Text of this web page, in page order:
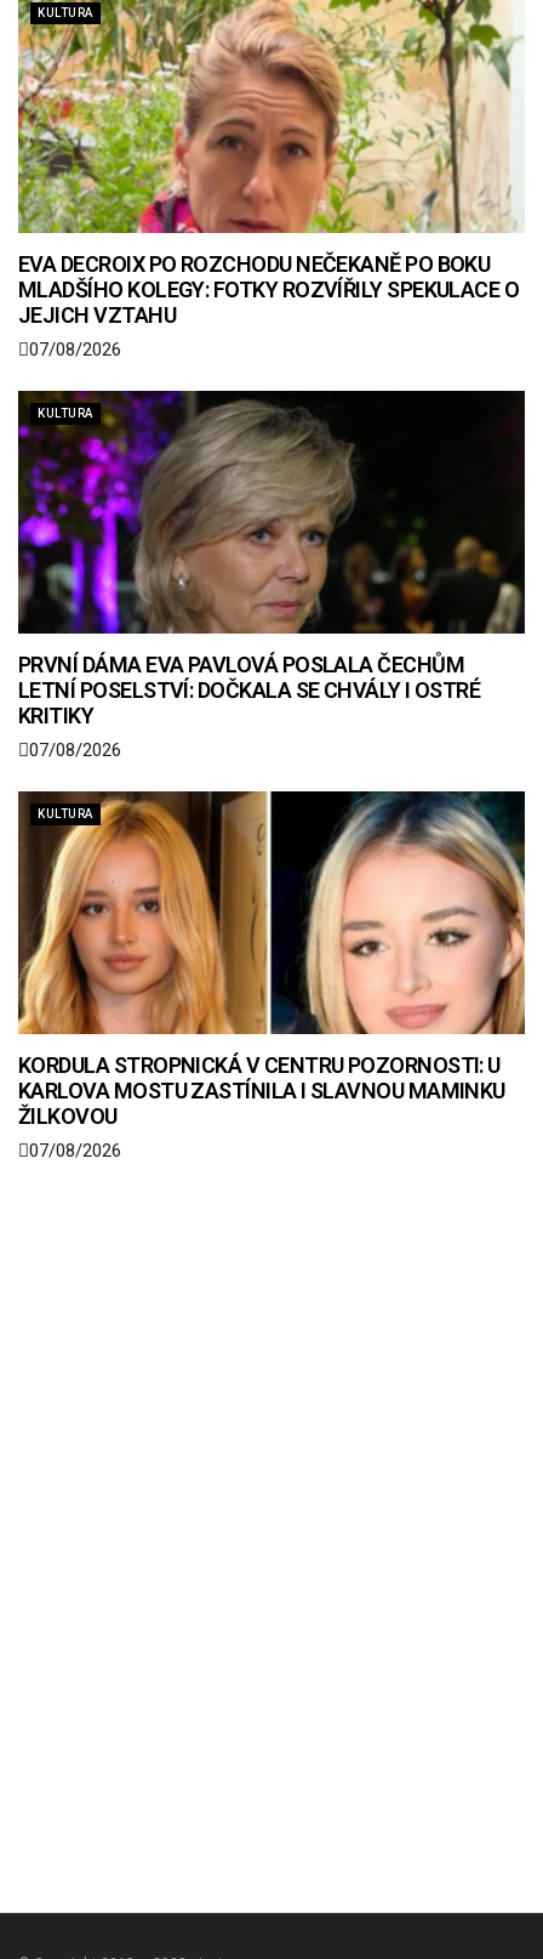
KULTURA
EVA DECROIX PO ROZCHODU NEČEKANĚ PO BOKU
MLADŠÍHO KOLEGY: FOTKY ROZVÍŘILY SPEKULACE O
JEJICH VZTAHU
07/08/2026
KULTURA
PRVNÍ DÁMA EVA PAVLOVÁ POSLALA ČECHŮM
LETNÍ POSELSTVÍ: DOČKALA SE CHVÁLY I OSTRÉ
KRITIKY
07/08/2026
KULTURA
KORDULA STROPNICKÁ V CENTRU POZORNOSTI: U
KARLOVA MOSTU ZASTÍNILA I SLAVNOU MAMINKU
ŽILKOVOU
07/08/2026